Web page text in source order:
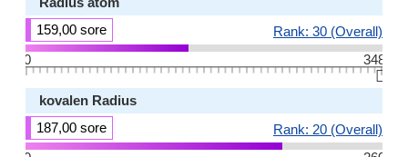
159,00 sore
Rank: 30 (Overall)
0
348
👆🏻
kovalen Radius
187,00 sore
Rank: 20 (Overall)